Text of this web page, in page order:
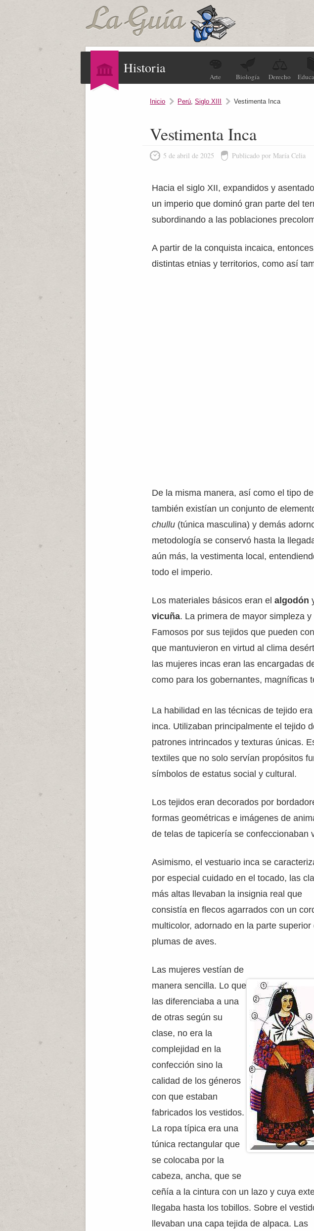
Historia
Arte Biología Derecho
Inicio Perú,Siglo XIII Vestimenta Inca
Vestimenta Inca
5 de abril de 2025 Publicado por María Celia
Hacia el siglo XII, expandidos y
un imperio que dominó gran parte del
subordinando a las poblaciones
A partir de la conquista incaica,
distintas etnias y territorios, como así
De la misma manera, así como el tipo
también existían un conjunto de
chullu (túnica masculina) y demás
metodología se conservó hasta la
aún más, la vestimenta local,
todo el imperio.
Los materiales básicos eran elalgodón
vicuña. La primera de mayor simpleza
Famosos por sus tejidos que pueden
que mantuvieron en virtud al clima
las mujeres incas eran las encargadas
como para los gobernantes, magníficas
La habilidad en las técnicas de tejido
inca. Utilizaban principalmente el tejido
patrones intrincados y texturas únicas.
textiles que no solo servían propósitos
símbolos de estatus social y cultural.
Los tejidos eran decorados por
formas geométricas e imágenes de
de telas de tapicería se confeccionaban
Asimismo, el vestuario inca se
por especial cuidado en el tocado, las
más altas llevaban la insignia real que
consistía en flecos agarrados con un
multicolor, adornado en la parte superior
plumas de aves.
Las mujeres vestían de
manera sencilla. Lo que
las diferenciaba a una
de otras según su
clase, no era la
complejidad en la
confección sino la
calidad de los géneros
con que estaban
fabricados los vestidos.
La ropa típica era una
túnica rectangular que
se colocaba por la
cabeza, ancha, que se
ceñía a la cintura con un lazo y cuya
llegaba hasta los tobillos. Sobre el
llevaban una capa tejida de alpaca. Las